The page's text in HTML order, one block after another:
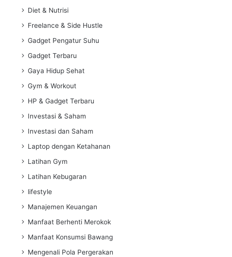
Diet & Nutrisi
Freelance & Side Hustle
Gadget Pengatur Suhu
Gadget Terbaru
Gaya Hidup Sehat
Gym & Workout
HP & Gadget Terbaru
Investasi & Saham
Investasi dan Saham
Laptop dengan Ketahanan
Latihan Gym
Latihan Kebugaran
lifestyle
Manajemen Keuangan
Manfaat Berhenti Merokok
Manfaat Konsumsi Bawang
Mengenali Pola Pergerakan